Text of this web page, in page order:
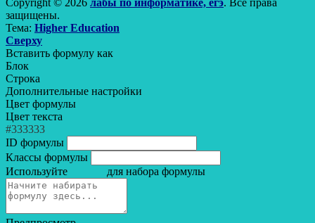
Copyright © 2026 лабы по информатике, егэ. Все права
защищены.
Тема: Higher Education
Прокрутить
вверх
Сверху
Вставить формулу как
Блок
Строка
Дополнительные настройки
Цвет формулы
Цвет текста
#333333
ID формулы
Классы формулы
Используйте
для набора формулы